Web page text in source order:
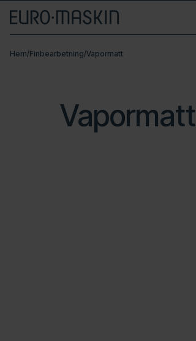
Hem/Finbearbetning/Vapormatt
Vapormatt